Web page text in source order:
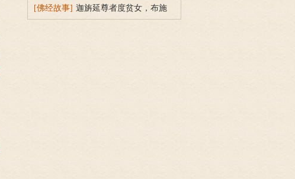
的因缘故事
[佛经故事] 迦旃延尊者度贫女，布施